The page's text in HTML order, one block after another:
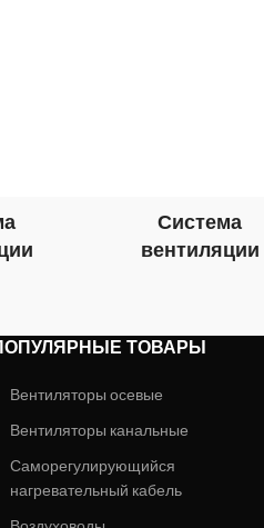
Система
вентиляции
ТОВАРЫ
Вентиляторы осевые
Вентиляторы канальные
Саморегулирующийся
нагревательный кабель